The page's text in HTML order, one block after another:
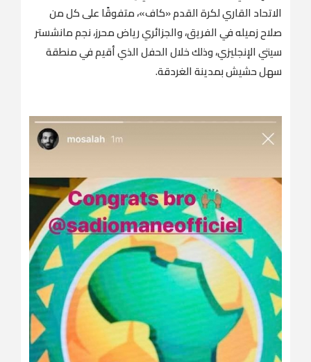
الاتحاد القاري لكرة القدم «كاف»، متفوقًا على كل من
صلاح زميله في الفريق، والجزائري رياض محرز، نجم مانشستر
سيتي الإنجليزي، وذلك خلال الحفل الذي أقيم في منطقة
سهل حشيش بمدينة الغردقة.